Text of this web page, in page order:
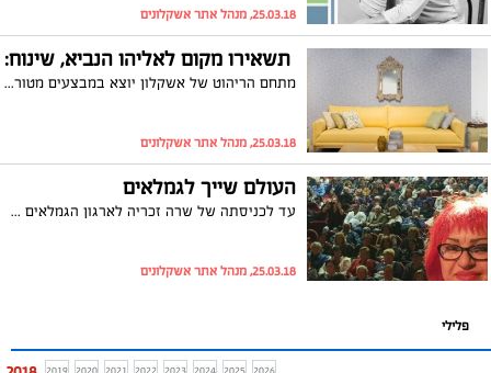
25.03.18, מנהל אתר אשקלונים
תשאירו מקום לאליהו הנביא, שינוח:
מתחם הריהוט של אשקלון יוצא במבצעים מטורפים לקראת חג הפסח על מגוון הרהיטים שבחנות. זה הזמן להתחדש
25.03.18, מנהל אתר אשקלונים
העולם שייך לגמלאים
עד לכניסתה של שרה זכריה לארגון הגמלאים העירוני, הגמלאים בעיר אשקלון היו קול דומם. מאז כניסתה לארגון הפעילות מתרחבת משנה לשנה והשבוע קיבלו הגמלאים את ההודעה ההיסטורית על הקמת בית הגמלאי לראשונה. שרה זכריה מספרת בראיון איך הכל התחיל, מה התכניות לעתיד ומודיעה שהיא לא מתכוונת לעצור, גם לא באדום
25.03.18, מנהל אתר אשקלונים
פלילי